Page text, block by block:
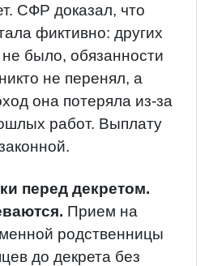
СФР доказал, что
фиктивно: других
не было, обязанности
не перенял, а
она потеряла из-за
работ. Выплату
перед декретом.
Прием на
родственницы
до декрета без